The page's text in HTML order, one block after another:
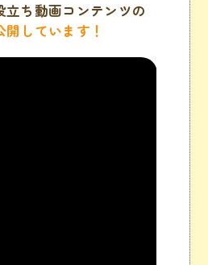
立ち動画コンテンツの
開しています！